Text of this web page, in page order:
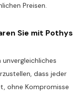
Preisen.
Sie mit Pothys
dass jeder
ohne Kompromisse